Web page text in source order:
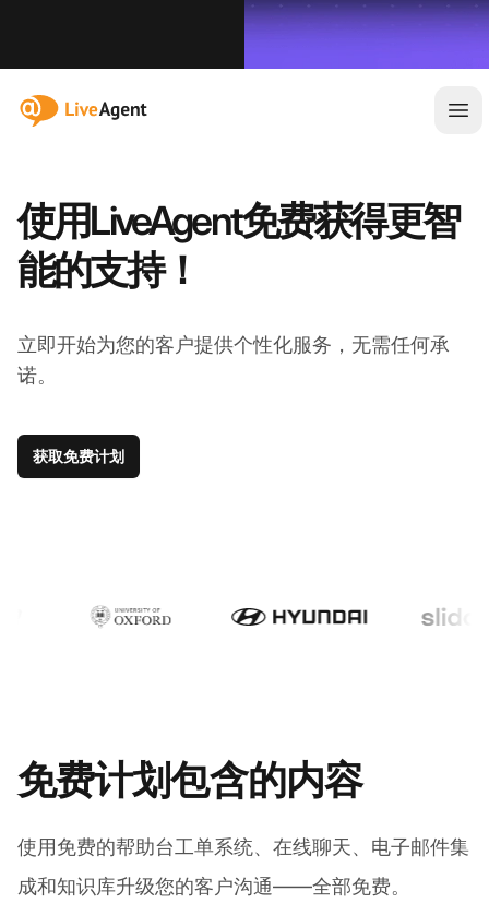
:site.title
使用LiveAgent免费获得更智
能的支持！
立即开始为您的客户提供个性化服务，无需任何承
诺。
获取免费计划
免费计划包含的内容
使用免费的帮助台工单系统、在线聊天、电子邮件集
成和知识库升级您的客户沟通——全部免费。